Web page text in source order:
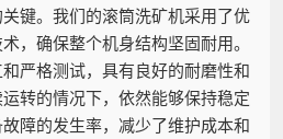
键。我们的滚筒洗矿机采用了优
，确保整个机身结构坚固耐用。
严格测试，具有良好的耐磨性和
转的情况下，依然能够保持稳定
障的发生率，减少了维护成本和